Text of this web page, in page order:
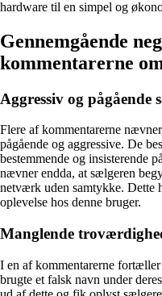
hardware til en simpel og
Gennemgående
kommentarerne
Aggressiv og pågående
Flere af kommentarerne
pågående og aggressive. De
bestemmende og insisterende
nævner endda, at sælgeren
netværk uden samtykke. Dette
oplevelse hos denne bruger.
Manglende
I en af kommentarerne
brugte et falsk navn under